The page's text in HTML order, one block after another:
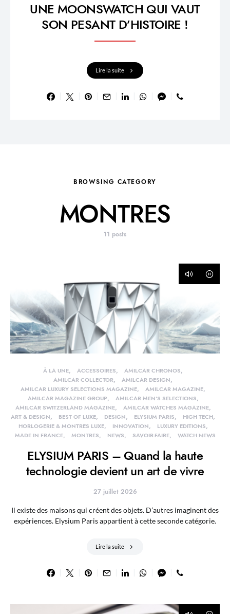
UNE MOONSWATCH QUI VAUT
SON PESANT D’HISTOIRE !
Lire la suite
BROWSING CATEGORY
MONTRES
11 posts
À LA UNE ACCESSOIRES
AMILCAR CHRONOS
AMILCAR COLLECTOR
AMILCAR DESIGN
AMILCAR LUXURY SELECTIONS MAGAZINE
AMILCAR MAGAZINE
AMILCAR MAGAZINE GROUP
AMILCAR MEN'S SELECTIONS
AMILCAR SWITZERLAND MAGAZINE
AMILCAR WATCHES MAGAZINE
ART & DESIGN
BEST OF LUXE DESIGN ELYSIUM PARIS
HIGH TECH
HORLOGERIE & MONTRES LUXE
INNOVATION
LUXURY EDITIONS
MADE IN FRANCE
MONTRES NEWS SAVOIR-FAIRE WATCH NEWS
ELYSIUM PARIS – Quand la haute
technologie devient un art de vivre
27 juillet 2026
Il existe des maisons qui créent des objets. D’autres imaginent des
expériences. Elysium Paris appartient à cette seconde catégorie.
Lire la suite